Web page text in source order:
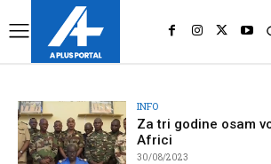
INFO
Za tri godine osam
Africi
30/08/2023